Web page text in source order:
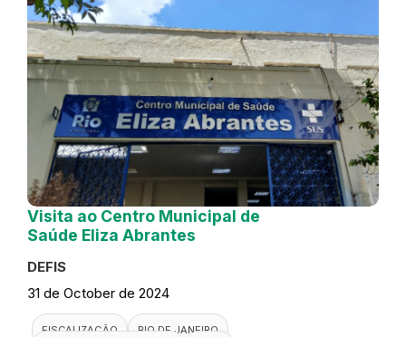
Visita ao Centro Municipal de
Saúde Eliza Abrantes
DEFIS
31 de October de 2024
FISCALIZAÇÃO
RIO DE JANEIRO